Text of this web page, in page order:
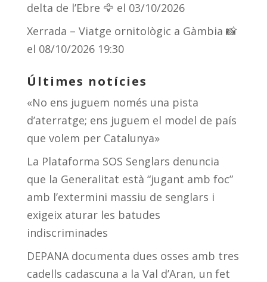
delta de l’Ebre 🦅 el 03/10/2026
Xerrada – Viatge ornitològic a Gàmbia 📸
el 08/10/2026 19:30
Últimes notícies
«No ens juguem només una pista
d’aterratge; ens juguem el model de país
que volem per Catalunya»
La Plataforma SOS Senglars denuncia
que la Generalitat està “jugant amb foc”
amb l’extermini massiu de senglars i
exigeix aturar les batudes
indiscriminades
DEPANA documenta dues osses amb tres
cadells cadascuna a la Val d’Aran, un fet